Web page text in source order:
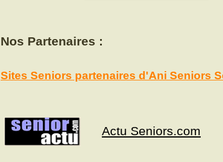
Nos Partenaires :
Sites Seniors partenaires d'Ani Seniors
Actu Seniors.com